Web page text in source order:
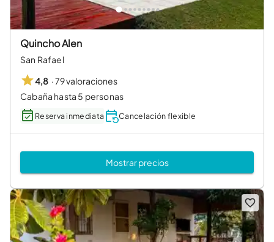
Quincho Alen
San Rafael
4,8 ·79 valoraciones
Cabaña hasta 5 personas
Reserva inmediata Cancelación flexible
Mostrar precios